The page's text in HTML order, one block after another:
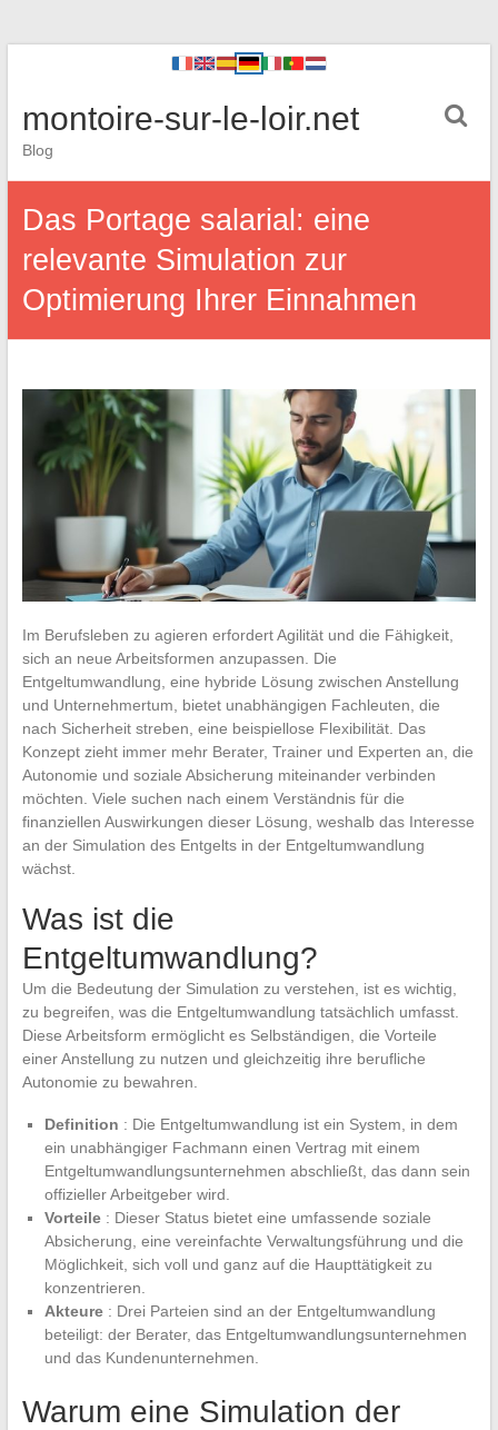
montoire-sur-le-loir.net
Blog
Das Portage salarial: eine
relevante Simulation zur
Optimierung Ihrer Einnahmen
Im Berufsleben zu agieren erfordert Agilität und die Fähigkeit,
sich an neue Arbeitsformen anzupassen. Die
Entgeltumwandlung, eine hybride Lösung zwischen Anstellung
und Unternehmertum, bietet unabhängigen Fachleuten, die
nach Sicherheit streben, eine beispiellose Flexibilität. Das
Konzept zieht immer mehr Berater, Trainer und Experten an, die
Autonomie und soziale Absicherung miteinander verbinden
möchten. Viele suchen nach einem Verständnis für die
finanziellen Auswirkungen dieser Lösung, weshalb das Interesse
an der Simulation des Entgelts in der Entgeltumwandlung
wächst.
Was ist die
Entgeltumwandlung?
Um die Bedeutung der Simulation zu verstehen, ist es wichtig,
zu begreifen, was die Entgeltumwandlung tatsächlich umfasst.
Diese Arbeitsform ermöglicht es Selbständigen, die Vorteile
einer Anstellung zu nutzen und gleichzeitig ihre berufliche
Autonomie zu bewahren.
Definition : Die Entgeltumwandlung ist ein System, in dem
ein unabhängiger Fachmann einen Vertrag mit einem
Entgeltumwandlungsunternehmen abschließt, das dann sein
offizieller Arbeitgeber wird.
Vorteile : Dieser Status bietet eine umfassende soziale
Absicherung, eine vereinfachte Verwaltungsführung und die
Möglichkeit, sich voll und ganz auf die Haupttätigkeit zu
konzentrieren.
Akteure : Drei Parteien sind an der Entgeltumwandlung
beteiligt: der Berater, das Entgeltumwandlungsunternehmen
und das Kundenunternehmen.
Warum eine Simulation der